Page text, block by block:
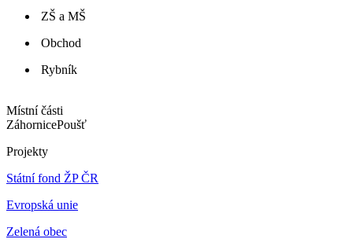
ZŠ a MŠ
Obchod
Rybník
Místní části
ZáhornicePoušť
Projekty
Státní fond ŽP ČR
Evropská unie
Zelená obec